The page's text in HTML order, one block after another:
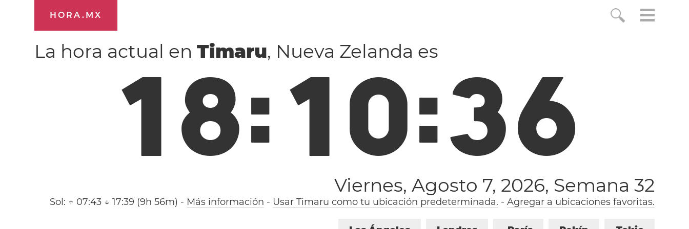
HORA.MX
La hora actual enTimaru, Nueva Zelanda es
18:10:37
Viernes, Agosto 7, 2026, Semana 32
Sol: ↑ 07:43 ↓ 17:39 (9h 56m) - Más información - Usar Timaru como tu ubicación predeterminada. - Agregar a ubicaciones favoritas.